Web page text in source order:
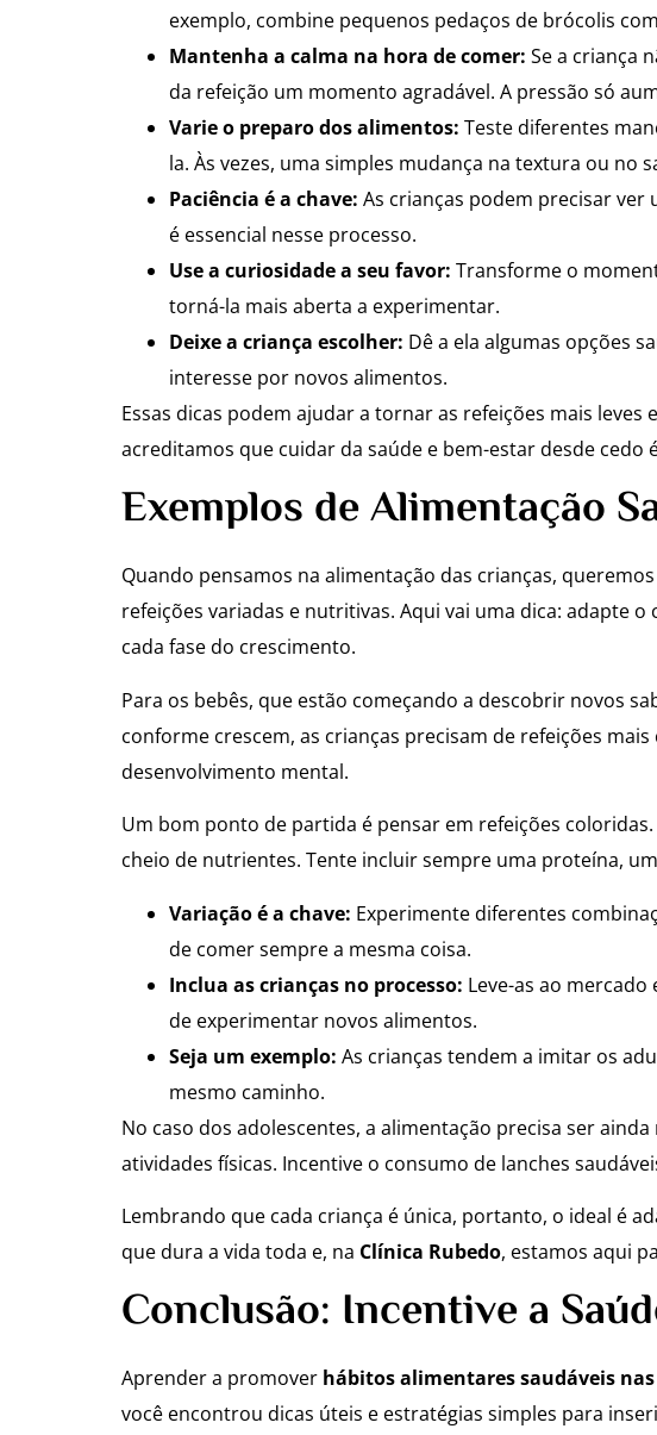
exemplo, combine pequenos pedaços de brócolis
Mantenha a calma na hora de comer: Se a criança
da refeição um momento agradável. A pressão só
Varie o preparo dos alimentos: Teste diferentes
la. Às vezes, uma simples mudança na textura ou no
Paciência é a chave: As crianças podem precisar ver
é essencial nesse processo.
Use a curiosidade a seu favor: Transforme o
torná-la mais aberta a experimentar.
Deixe a criança escolher: Dê a ela algumas opções
interesse por novos alimentos.
Essas dicas podem ajudar a tornar as refeições mais
acreditamos que cuidar da saúde e bem-estar desde
Exemplos de Alimentação
Quando pensamos na alimentação das crianças,
refeições variadas e nutritivas. Aqui vai uma dica: adapte
cada fase do crescimento.
Para os bebês, que estão começando a descobrir novos
conforme crescem, as crianças precisam de refeições
desenvolvimento mental.
Um bom ponto de partida é pensar em refeições
cheio de nutrientes. Tente incluir sempre uma proteína,
Variação é a chave: Experimente diferentes
de comer sempre a mesma coisa.
Inclua as crianças no processo: Leve-as ao
de experimentar novos alimentos.
Seja um exemplo: As crianças tendem a imitar os
mesmo caminho.
No caso dos adolescentes, a alimentação precisa ser
atividades físicas. Incentive o consumo de lanches
Lembrando que cada criança é única, portanto, o ideal é
que dura a vida toda e, na Clínica Rubedo, estamos aqui
Conclusão: Incentive a
Aprender a promover hábitos alimentares saudáveis
você encontrou dicas úteis e estratégias simples para